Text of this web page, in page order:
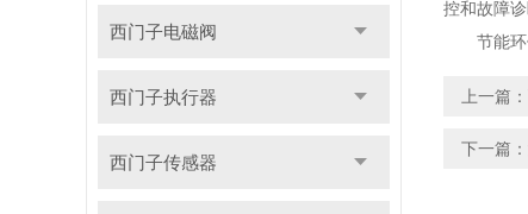
控和故障
节能环保
上一篇：
下一篇：
西门子电磁阀
西门子执行器
西门子传感器